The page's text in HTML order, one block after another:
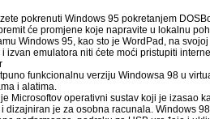
pokrenuti Windows 95 pokretanjem
će promjene koje napravite u lokalnu
Windows 95, kao sto je WordPad, na
izvan emulatora niti ćete moći pristupiti
funkcionalnu verziju Windowsa 98 u
i alatima.
Microsoftov operativni sustav koji je izasao
dizajniran je za osobna racunala. Windows